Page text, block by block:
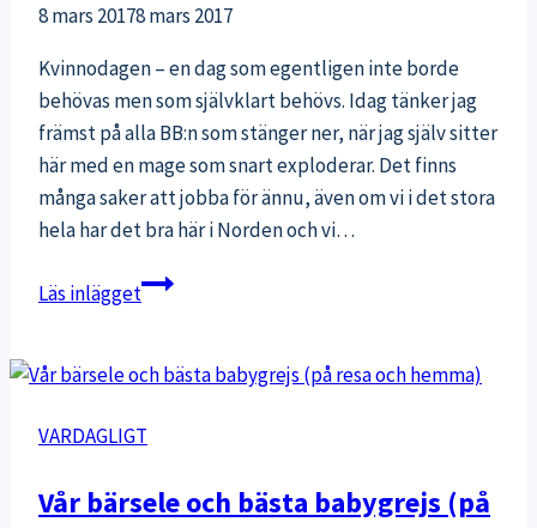
8 mars 20178 mars 2017
Kvinnodagen – en dag som egentligen inte borde
behövas men som självklart behövs. Idag tänker jag
främst på alla BB:n som stänger ner, när jag själv sitter
här med en mage som snart exploderar. Det finns
många saker att jobba för ännu, även om vi i det stora
hela har det bra här i Norden och vi…
Läs inläggetTräningsfeminism:
din
grej!
VARDAGLIGT
Vår bärsele och bästa babygrejs (på